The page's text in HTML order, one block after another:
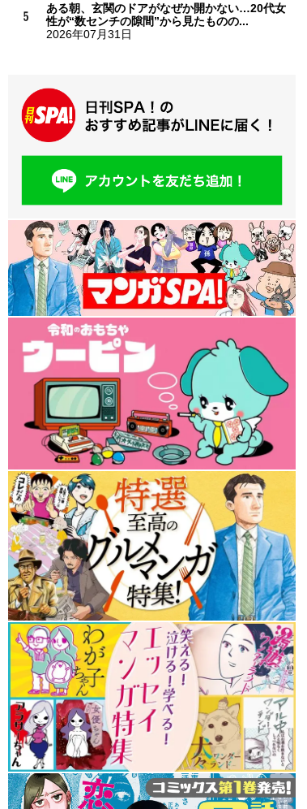
ある朝、玄関のドアがなぜか開かない…20代女
性が“数センチの隙間”から見たものの...
2026年07月31日